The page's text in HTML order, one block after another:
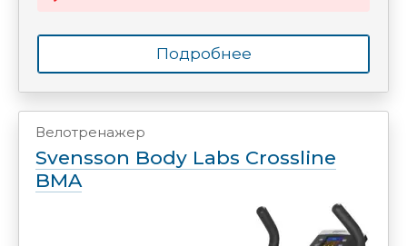
Подробнее
Велотренажер
Svensson Body Labs Crossline
BMA